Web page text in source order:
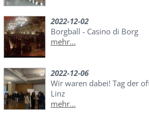
2022-12-02
Borgball - Casino di Borg
mehr...
2022-12-06
Wir waren dabei! Tag der
Linz
mehr...